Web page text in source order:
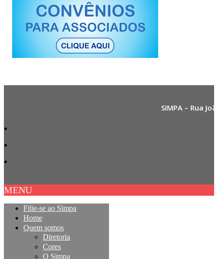
SIMPA – Rua
MENU
Filie-se ao Simpa
Home
Quem somos
Diretoria
Cores
O Simpa